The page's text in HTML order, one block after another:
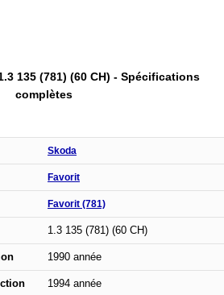
135 (781) (60 CH) - Spécifications
complètes
Skoda
Favorit
Favorit (781)
1.3 135 (781) (60 CH)
1990 année
1994 année